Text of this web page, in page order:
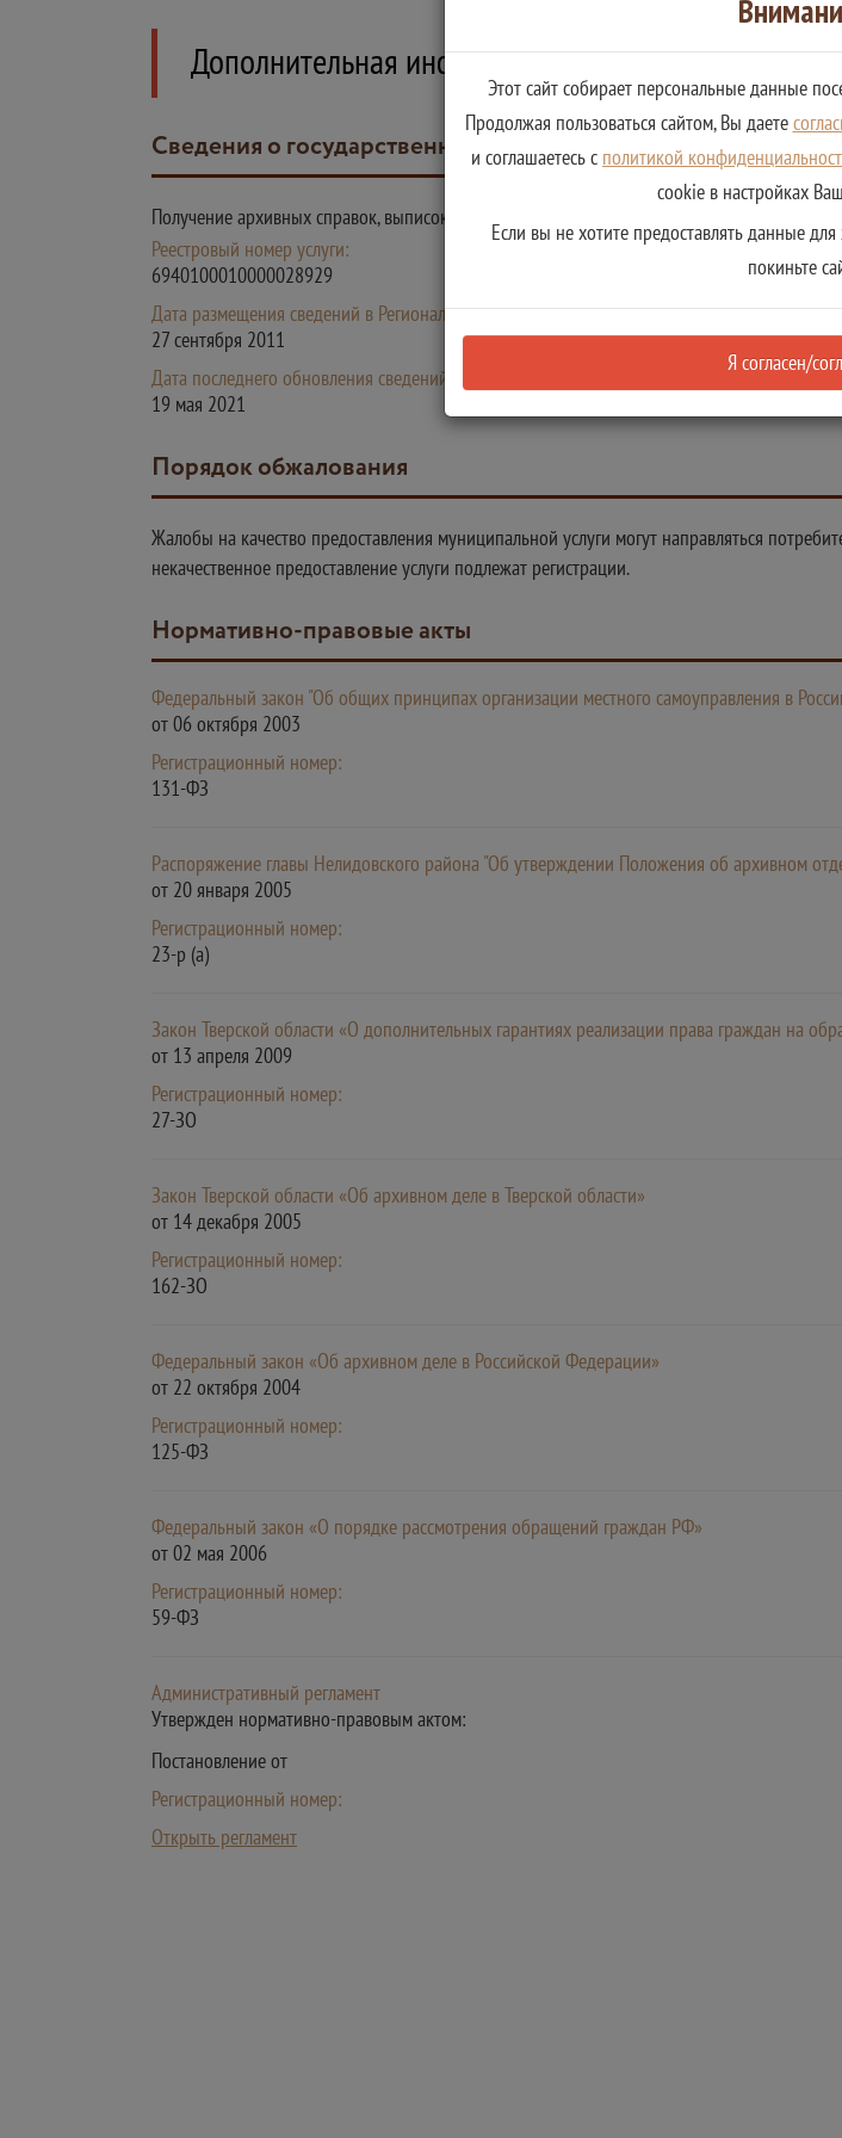
Дополнительная информация
Сведения о государственной услуге
Получение архивных справок, выписок
Реестровый номер услуги:
6940100010000028929
Дата размещения сведений в Региональном реестре государственных услуг:
27 сентября 2011
Дата последнего обновления сведений в Региональном реестре государственных услуг:
19 мая 2021
Порядок обжалования
Жалобы на качество предоставления муниципальной услуги могут направляться
некачественное предоставление услуги подлежат регистрации.
Нормативно-правовые акты
Федеральный закон "Об общих принципах организации местного самоуправления в
от 06 октября 2003
Регистрационный номер:
131-ФЗ
Распоряжение главы Нелидовского района "Об утверждении Положения об архивном
от 20 января 2005
Регистрационный номер:
23-р (а)
Закон Тверской области «О дополнительных гарантиях реализации права граждан на
от 13 апреля 2009
Регистрационный номер:
27-ЗО
Закон Тверской области «Об архивном деле в Тверской области»
от 14 декабря 2005
Регистрационный номер:
162-ЗО
Федеральный закон «Об архивном деле в Российской Федерации»
от 22 октября 2004
Регистрационный номер:
125-ФЗ
Федеральный закон «О порядке рассмотрения обращений граждан РФ»
от 02 мая 2006
Регистрационный номер:
59-ФЗ
Административный регламент
Утвержден нормативно-правовым актом:
Постановление от
Регистрационный номер:
Открыть регламент
Этот сайт собирает персональные данные
Продолжая пользоваться сайтом, Вы даете
и соглашаетесь с политикой
cookie в настройках
Если вы не хотите предоставлять данные
покиньте
Я согласен/